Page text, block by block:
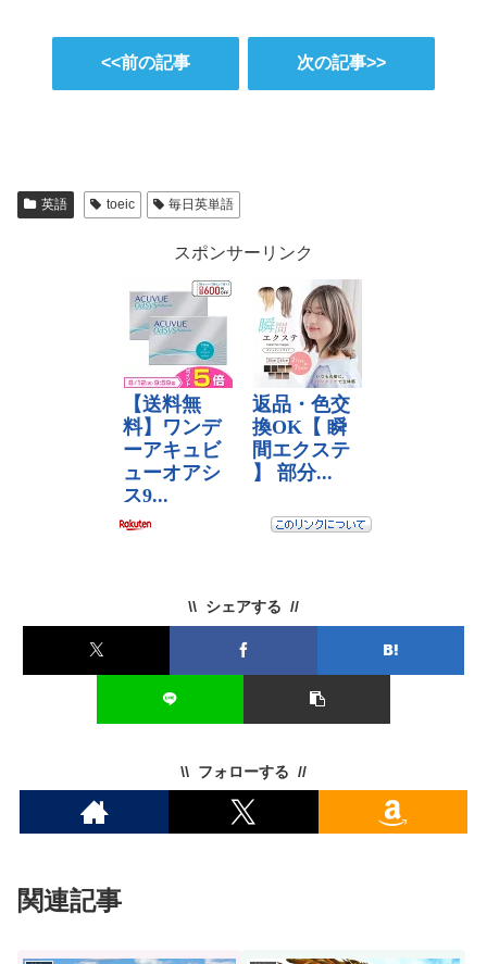
<<前の記事 次の記事>>
英語 toeic 毎日英単語
スポンサーリンク
シェアする
フォローする
関連記事